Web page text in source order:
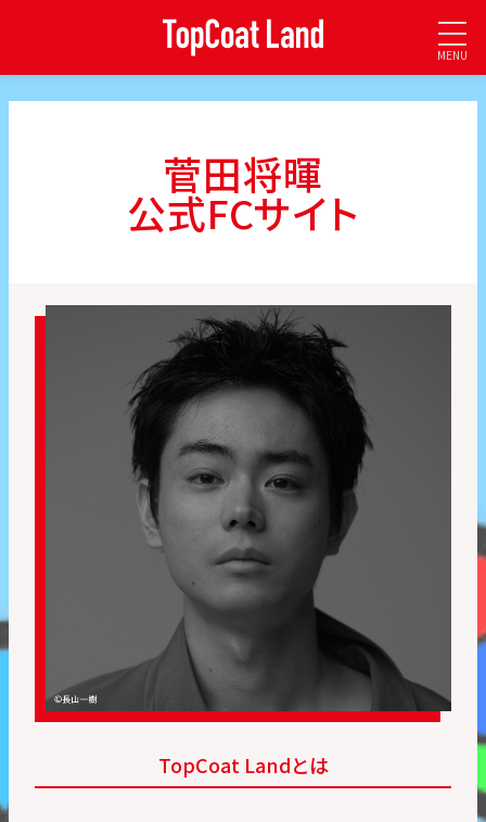
MENU
菅田将暉
公式FCサイト
TopCoat Landとは